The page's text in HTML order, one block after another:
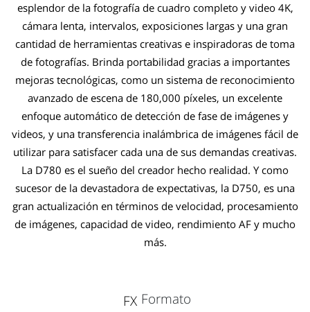
esplendor de la fotografía de cuadro completo y video 4K,
cámara lenta, intervalos, exposiciones largas y una gran
cantidad de herramientas creativas e inspiradoras de toma
de fotografías. Brinda portabilidad gracias a importantes
mejoras tecnológicas, como un sistema de reconocimiento
avanzado de escena de 180,000 píxeles, un excelente
enfoque automático de detección de fase de imágenes y
videos, y una transferencia inalámbrica de imágenes fácil de
utilizar para satisfacer cada una de sus demandas creativas.
La D780 es el sueño del creador hecho realidad. Y como
sucesor de la devastadora de expectativas, la D750, es una
gran actualización en términos de velocidad, procesamiento
de imágenes, capacidad de video, rendimiento AF y mucho
más.
FX Formato